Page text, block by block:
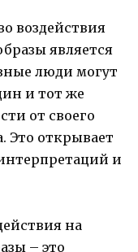
воздействия
является
люди могут
и тот же
от своего
Это открывает
и
на
– это